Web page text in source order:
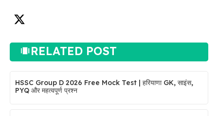
RELATED POST
HSSC Group D 2026 Free Mock Test | हरियाणा GK, साइंस,
PYQ और महत्वपूर्ण प्रश्न